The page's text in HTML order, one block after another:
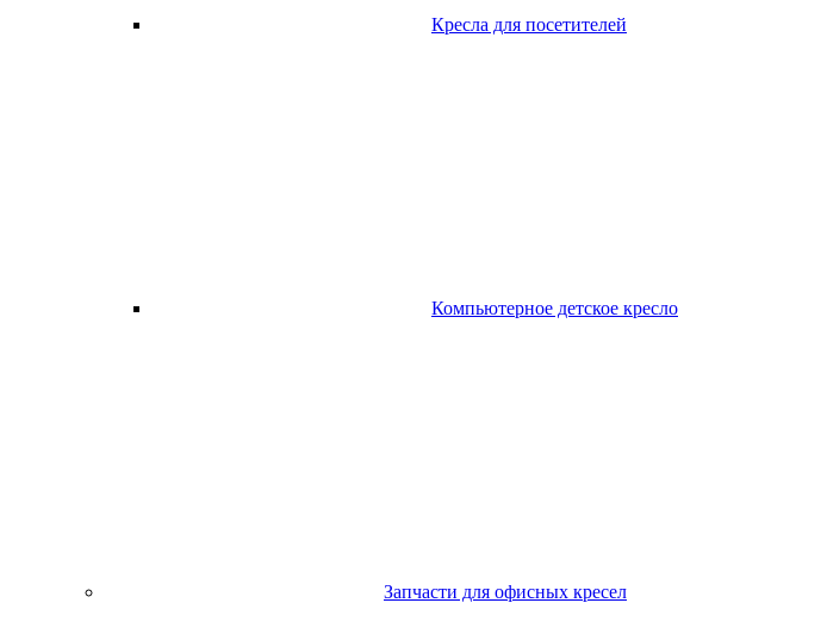
Кресла для посетителей
Компьютерное детское кресло
Запчасти для офисных кресел